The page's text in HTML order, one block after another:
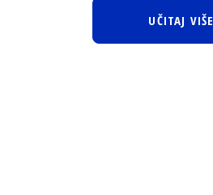
UČITAJ VIŠE